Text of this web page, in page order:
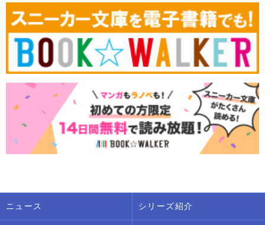
ニュース シリーズ紹介